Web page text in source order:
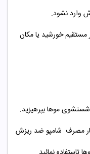
وارد نشود.
مستقیم خورشید یا مکان
موها بپرهیزید.
مصرف شامپو ضد ریزش